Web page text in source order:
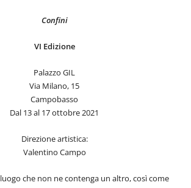
Confini
VI Edizione
Palazzo GIL
Via Milano, 15
Campobasso
Dal 13 al 17 ottobre 2021
Direzione artistica:
Valentino Campo
luogo che non ne contenga un altro, così come